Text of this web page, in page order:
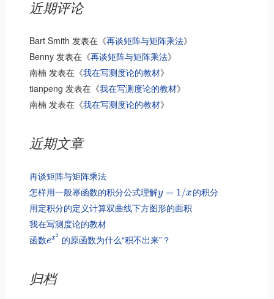
近期评论
Bart Smith 发表在《再谈矩阵与矩阵乘法》
Benny发表在《再谈矩阵与矩阵乘法》
南楠发表在《我在写测度论的教材》
tianpeng 发表在《我在写测度论的教材》
南楠发表在《我在写测度论的教材》
近期文章
再谈矩阵与矩阵乘法
怎样用一般幂函数的积分公式理解y = 1/x的积分
用定积分的定义计算双曲线下方图形的面积
我在写测度论的教材
函数ex2 的原函数为什么“积不出来”？
归档